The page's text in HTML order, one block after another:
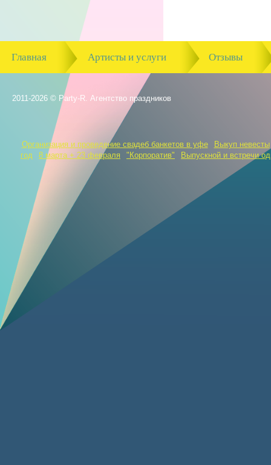
Главная Артисты и услуги Отзывы
2011-2026 © Party-R. Агентство праздников
Организация и проведение свадеб банкетов в уфе
Выкуп невесты
год
8 марта + 23 февраля "Корпоратив" Выпускной и встречи